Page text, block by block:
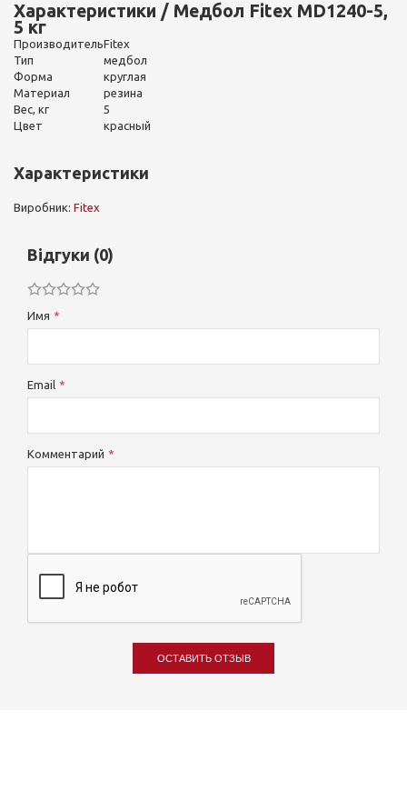
Характеристики / Медбол Fitex MD1240-5,
5 кг
ПроизводительFitex
Тип
медбол
Форма
круглая
Материал
резина
Вес, кг
5
Цвет
красный
Характеристики
Виробник: Fitex
Відгуки (0)
Имя
Email
Комментарий
ОСТАВИТЬ ОТЗЫВ